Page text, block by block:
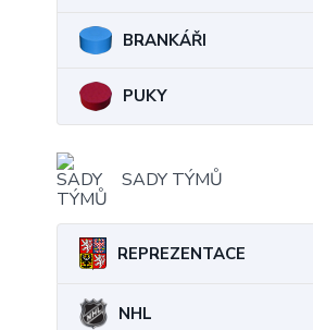
BRANKÁŘI
PUKY
SADY TÝMŮ
REPREZENTACE
NHL